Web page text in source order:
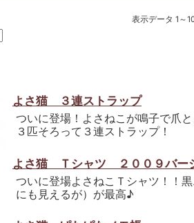
表示データ 1～
よさ猫 ３連ストラップ
ついに登場！よさねこが鳴子で爪
３匹そろって３連ストラップ！
よさ猫 Ｔシャツ ２００９バー
ついに登場よさねこＴシャツ！！
にも見えるが）が最高♪